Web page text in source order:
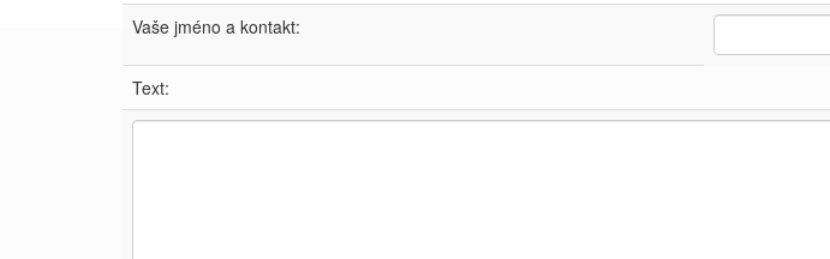
Vaše jméno a kontakt:
Text: